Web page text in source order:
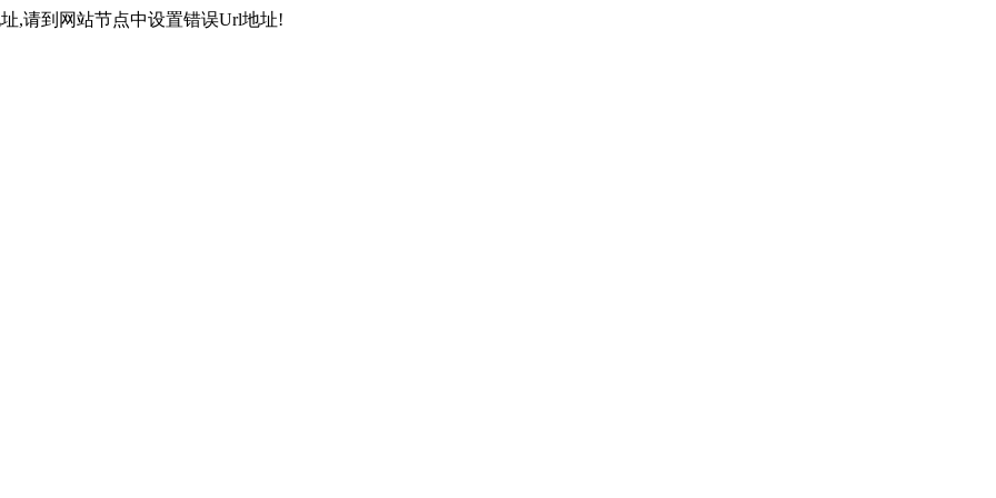
,请到网站节点中设置错误Url地址!